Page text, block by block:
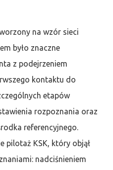
na wzór sieci
było znaczne
z podejrzeniem
kontaktu do
etapów
rozpoznania oraz
referencyjnego.
pilotaż KSK, który objął
nadciśnieniem